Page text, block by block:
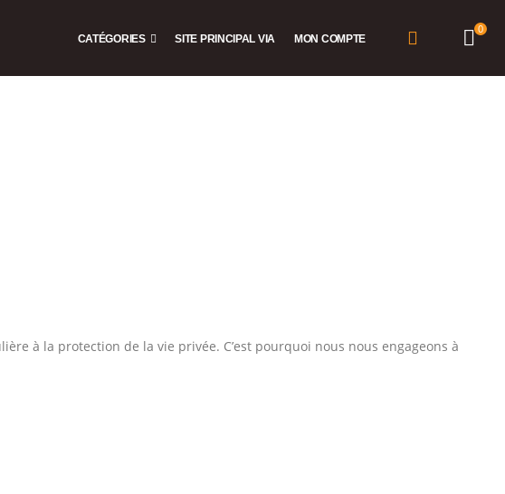
CATÉGORIES SITE PRINCIPAL VIA MON COMPTE
0
à la protection de la vie privée. C’est pourquoi nous nous engageons à